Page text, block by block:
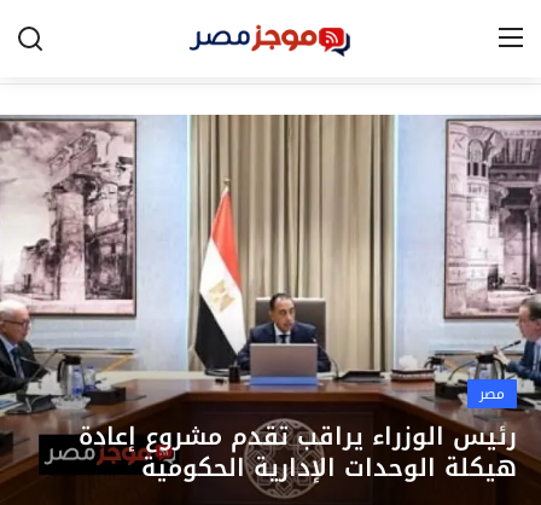
الرئيسية
مصر
الخليج
العالم
الرياضة
اقتصاد
تكنولوجيا
مصر
رئيس الوزراء يراقب تقدم مشروع إعادة
هيكلة الوحدات الإدارية الحكومية